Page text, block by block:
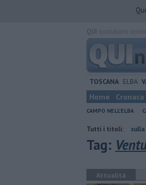
TOSCANA ELBA
Home Cronaca
CAMPO NELL'ELBA
Tutti i titoli:
Mola, "troppi rifiuti e barche sulla duna"
Tag:
Attualità